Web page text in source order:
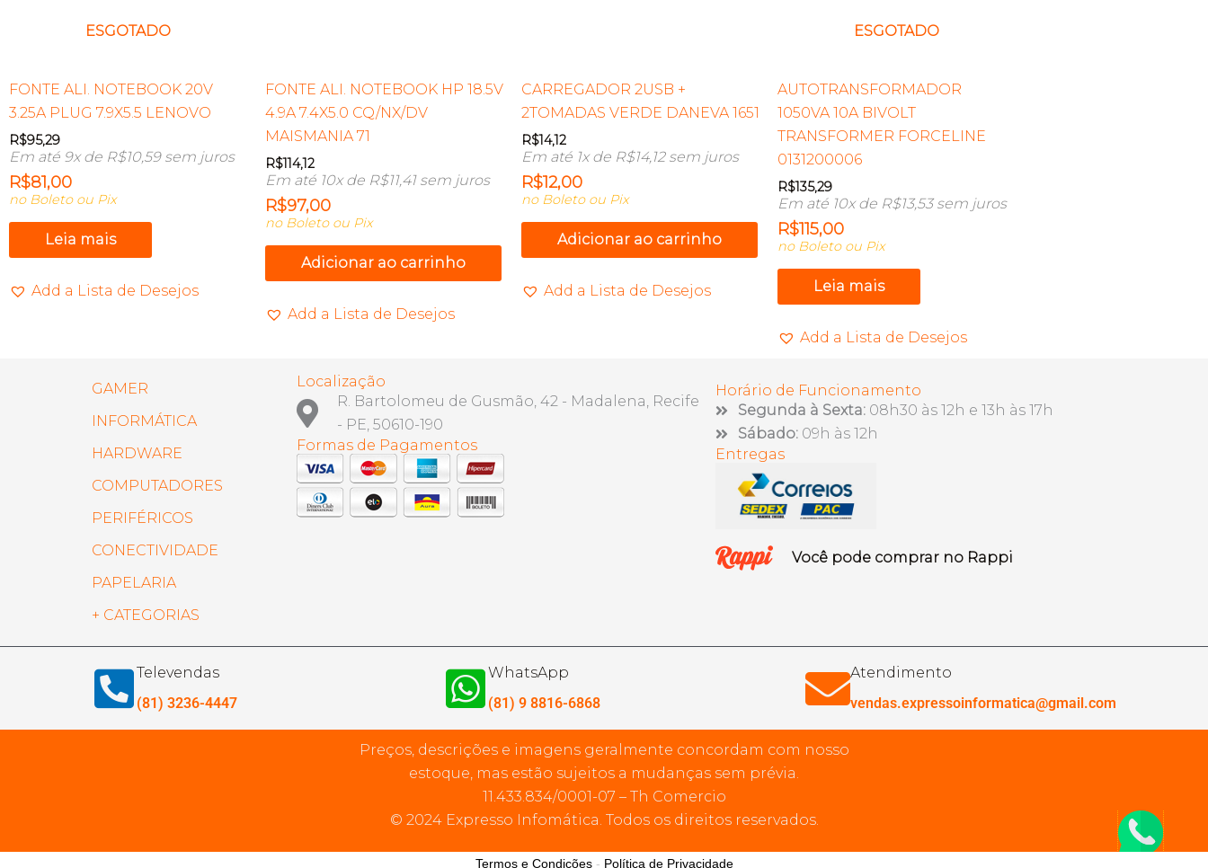
ESGOTADO
FONTE ALI. NOTEBOOK 20V
3.25A PLUG 7.9X5.5 LENOVO
R$95,29
Em até 9x de R$10,59sem juros
R$81,00
no Boleto ou Pix
Leia mais
Add a Lista de Desejos
FONTE ALI. NOTEBOOK HP 18.5V
4.9A 7.4X5.0 CQ/NX/DV
MAISMANIA 71
R$114,12
Em até 10x de R$11,41sem juros
R$97,00
no Boleto ou Pix
Adicionar ao carrinho
Add a Lista de Desejos
CARREGADOR 2USB +
2TOMADAS VERDE DANEVA 1651
R$14,12
Em até 1x de R$14,12sem juros
R$12,00
no Boleto ou Pix
Adicionar ao carrinho
Add a Lista de Desejos
ESGOTADO
AUTOTRANSFORMADOR
1050VA 10A BIVOLT
TRANSFORMER FORCELINE
0131200006
R$135,29
Em até 10x de R$13,53sem juros
R$115,00
no Boleto ou Pix
Leia mais
Add a Lista de Desejos
GAMER
INFORMÁTICA
HARDWARE
COMPUTADORES
PERIFÉRICOS
CONECTIVIDADE
PAPELARIA
+ CATEGORIAS
Localização
R. Bartolomeu de Gusmão, 42 - Madalena, Recife
- PE, 50610-190
Formas de Pagamentos
Horário de Funcionamento
Segunda à Sexta: 08h30 às 12h e 13h às 17h
Sábado: 09h às 12h
Entregas
Você pode comprar no Rappi
Televendas
(81) 3236-4447
WhatsApp
(81) 9 8816-6868
Atendimento
vendas.expressoinformatica@gmail.com
Preços, descrições e imagens geralmente concordam com nosso
estoque, mas estão sujeitos a mudanças sem prévia.
11.433.834/0001-07 – Th Comercio
© 2024 Expresso Infomática. Todos os direitos reservados.
Termos e Condições- Política de Privacidade